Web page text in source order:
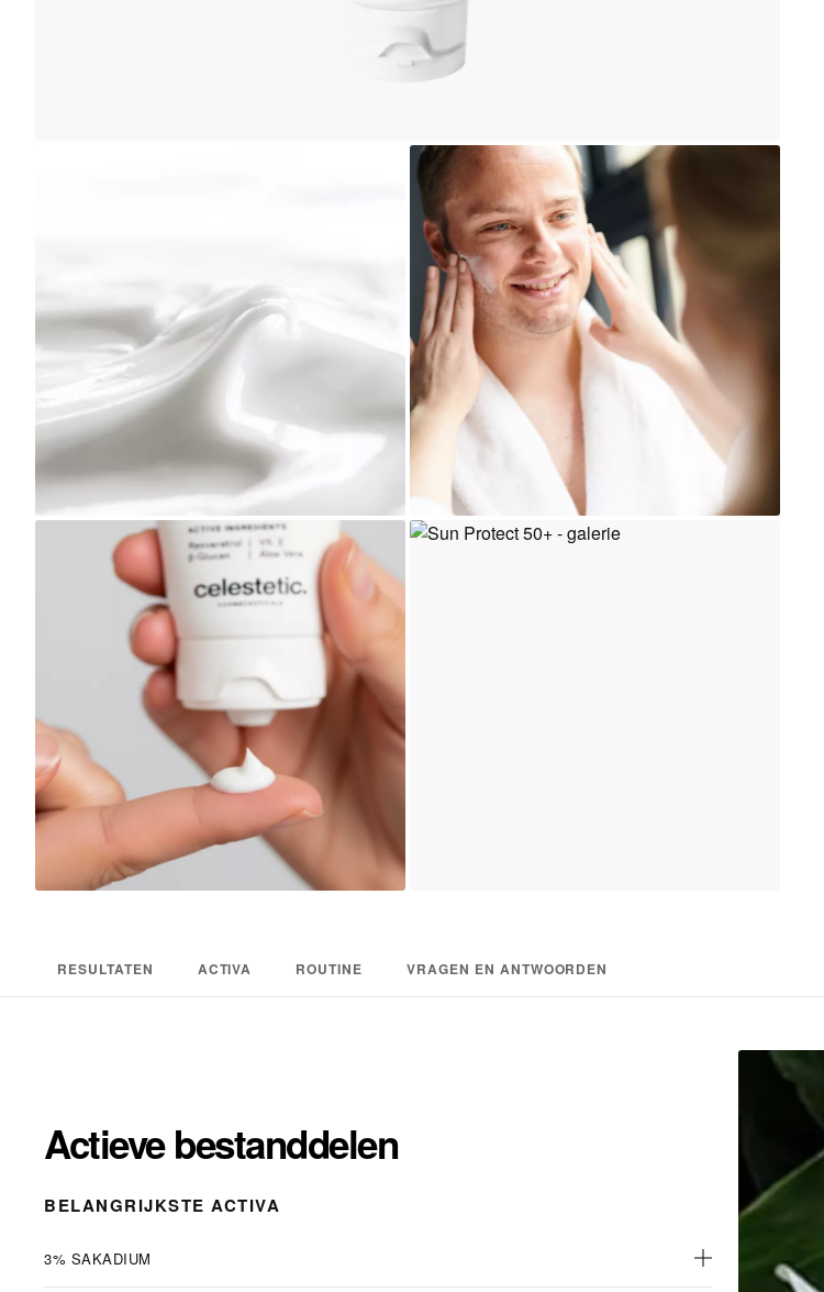
RESULTATEN ACTIVA ROUTINE VRAGEN EN ANTWOORDEN
Actieve bestanddelen
BELANGRIJKSTE ACTIVA
3% SAKADIUM